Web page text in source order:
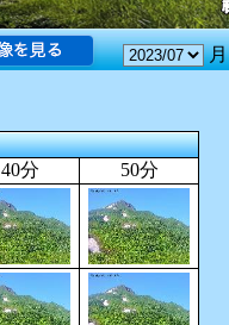
月
40分 50分